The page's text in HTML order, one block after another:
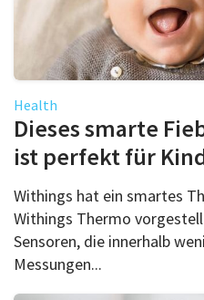
Health
Dieses smarte
ist perfekt für
Withings hat ein smartes
Withings Thermo
Sensoren, die innerhalb
Messungen...